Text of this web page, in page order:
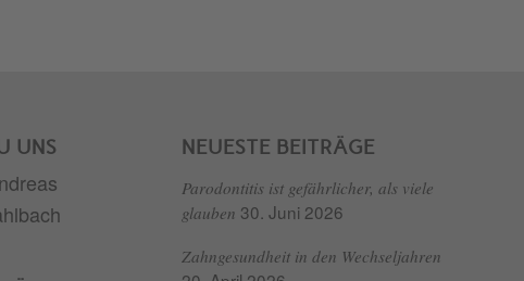
UNS NEUESTE BEITRÄGE
Parodontitis ist gefährlicher, als viele
glauben 30. Juni 2026
Zahngesundheit in den Wechseljahren